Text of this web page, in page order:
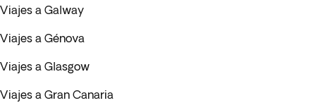
Viajes a Galway
Viajes a Génova
Viajes a Glasgow
Viajes a Gran Canaria